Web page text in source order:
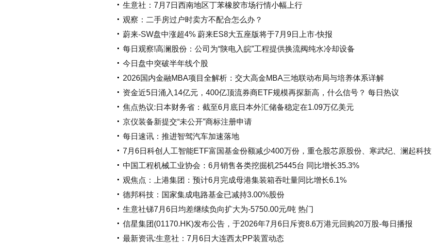
生意社：7月7日西南地区丁苯橡胶市场行情小幅上行
观察：二手房过户时卖方不配合怎么办？
蔚来-SW盘中涨超4% 蔚来ES8大五座版将于7月9日上市-快报
每日观察!高澜股份：公司为“陕电入皖”工程提供换流阀纯水冷却设备
今日盘中突破半年线个股
2026国内金融MBA项目全解析：交大高金MBA三地联动布局与培养体系详解
资金近5日涌入14亿元，400亿顶流券商ETF规模再探新高，什么信号？ 每日热议
焦点热议:日本财务省：截至6月底日本外汇储备稳定在1.09万亿美元
京仪装备新提交“未公开”商标注册申请
每日速讯：推进智驾汽车加速落地
7月6日科创人工智能ETF富国基金份额减少400万份，重仓股芯原股份、寒武纪、澜起科技
中国工程机械工业协会：6月销售各类挖掘机25445台 同比增长35.3%
观焦点：上港集团：预计6月完成母港集装箱吞吐量同比增长6.1%
德邦科技：国家集成电路基金已减持3.00%股份
生意社锑7月6日均差继续负向扩大为-5750.00元/吨 热门
信星集团(01170.HK)发布公告，于2026年7月6日斥资8.6万港元回购20万股-每日播报
最新资讯:生意社：7月6日大连西太PP装置动态